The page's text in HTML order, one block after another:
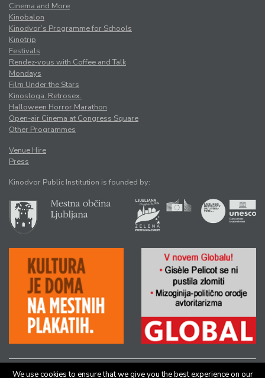
Cinema and More
Kinobalon
Kinodvor’s Programme for Schools
Kinotrip
Festivals
Rendez-vous with Coffee and Talk
Mondays
Film Under the Stars
Kinosloga. Retrosex.
Halloween Horror Marathon
Open-air Cinema at Congress Square
Other Programmes
Venue Hire
Press
Kinodvor Public Institution is founded by:
We use cookies to ensure that we give you the best experience on our